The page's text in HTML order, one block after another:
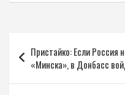
по
записям
Пристайко: Если Россия
«Минска», в Донбасс